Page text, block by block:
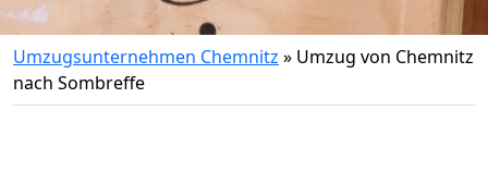
Umzugsunternehmen Chemnitz » Umzug von Chemnitz
nach Sombreffe